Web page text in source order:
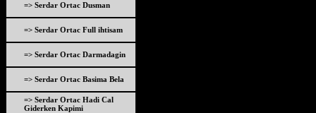
=> Serdar Ortac Dusman
=> Serdar Ortac Full ihtisam
=> Serdar Ortac Darmadagin
=> Serdar Ortac Basima Bela
=> Serdar Ortac Hadi Cal
Giderken Kapimi